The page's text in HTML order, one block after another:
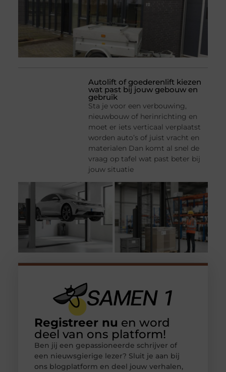
Autolift of goederenlift kiezen
wat past bij jouw gebouw en
gebruik
Sta je voor een verbouwing,
nieuwbouw of herinrichting en
moet er iets verticaal verplaatst
worden auto’s of juist vracht en
materialen Dan komt al snel de
vraag op tafel wat past beter bij
jouw situatie
Registreer nu en word
deel van ons platform!
Ben jij een gepassioneerde schrijver of
een nieuwsgierige lezer? Sluit je aan bij
ons blogplatform en deel jouw verhalen,